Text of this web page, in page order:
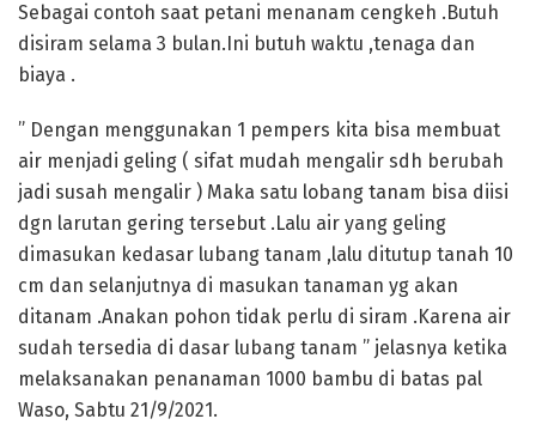
Sebagai contoh saat petani menanam cengkeh .Butuh
disiram selama 3 bulan.Ini butuh waktu ,tenaga dan
biaya .
” Dengan menggunakan 1 pempers kita bisa membuat
air menjadi geling ( sifat mudah mengalir sdh berubah
jadi susah mengalir ) Maka satu lobang tanam bisa diisi
dgn larutan gering tersebut .Lalu air yang geling
dimasukan kedasar lubang tanam ,lalu ditutup tanah 10
cm dan selanjutnya di masukan tanaman yg akan
ditanam .Anakan pohon tidak perlu di siram .Karena air
sudah tersedia di dasar lubang tanam ” jelasnya ketika
melaksanakan penanaman 1000 bambu di batas pal
Waso, Sabtu 21/9/2021.